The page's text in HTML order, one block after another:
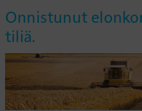
Onnistunut
tiliä.